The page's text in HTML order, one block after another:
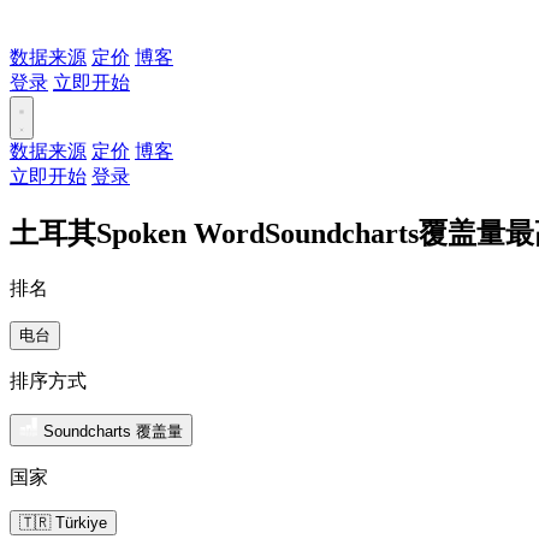
数据来源 定价 博客
登录 立即开始
数据来源 定价 博客
立即开始 登录
土耳其Spoken WordSoundcharts覆盖量
排名
电台
排序方式
Soundcharts 覆盖量
国家
🇹🇷 Türkiye